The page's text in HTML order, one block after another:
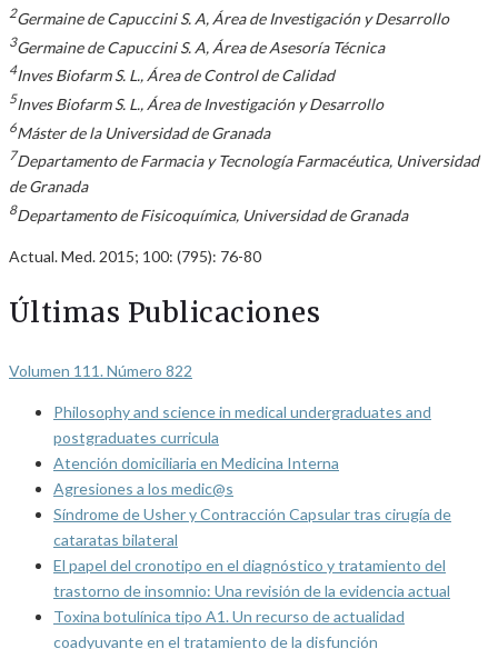
2Germaine de Capuccini S. A, Área de Investigación y Desarrollo
3Germaine de Capuccini S. A, Área de Asesoría Técnica
4Inves Biofarm S. L., Área de Control de Calidad
5Inves Biofarm S. L., Área de Investigación y Desarrollo
6Máster de la Universidad de Granada
7Departamento de Farmacia y Tecnología Farmacéutica, Universidad
de Granada
8Departamento de Fisicoquímica, Universidad de Granada
Actual. Med. 2015; 100: (795): 76-80
Últimas Publicaciones
Volumen 111. Número 822
Philosophy and science in medical undergraduates and
postgraduates curricula
Atención domiciliaria en Medicina Interna
Agresiones a los medic@s
Síndrome de Usher y Contracción Capsular tras cirugía de
cataratas bilateral
El papel del cronotipo en el diagnóstico y tratamiento del
trastorno de insomnio: Una revisión de la evidencia actual
Toxina botulínica tipo A1. Un recurso de actualidad
coadyuvante en el tratamiento de la disfunción